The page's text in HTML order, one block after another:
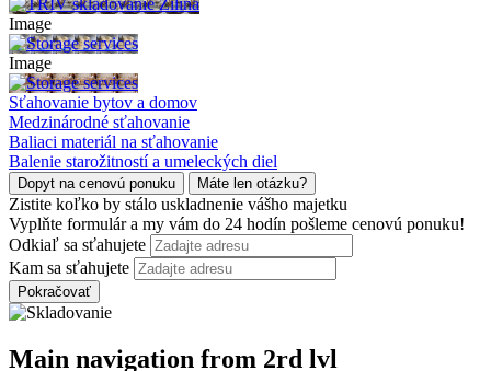
Image
Image
Sťahovanie bytov a domov
Medzinárodné sťahovanie
Baliaci materiál na sťahovanie
Balenie starožitností a umeleckých diel
Dopyt na cenovú ponuku Máte len otázku?
Zistite koľko by stálo uskladnenie vášho majetku
Vyplňte formulár a my vám do 24 hodín pošleme cenovú ponuku!
Odkiaľ sa sťahujete
Kam sa sťahujete
Main navigation from 2rd lvl